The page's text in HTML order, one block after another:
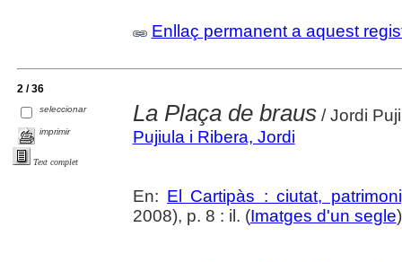
Enllaç permanent a aquest
2 / 36
seleccionar
imprimir
Text complet
La Plaça de braus/ Jordi
Pujiula i Ribera, Jordi
En: El Cartipàs : ciutat,
2008), p. 8 : il. (Imatges d'un segle